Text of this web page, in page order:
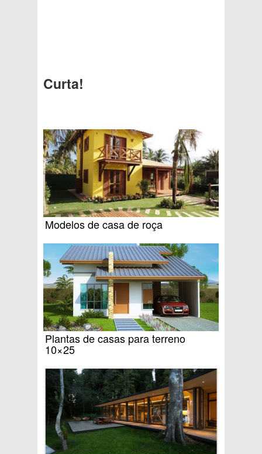
Curta!
Modelos de casa de roça
Plantas de casas para terreno
10×25